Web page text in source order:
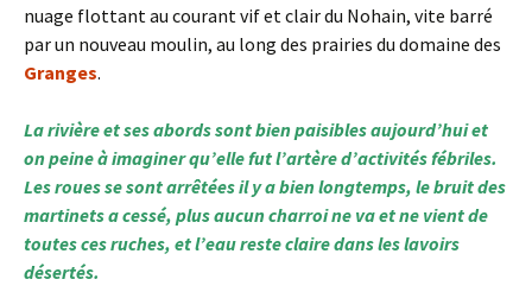
nuage flottant au courant vif et clair du Nohain, vite barré
par un nouveau moulin, au long des prairies du domaine des
Granges.
La rivière et ses abords sont bien paisibles aujourd’hui et
on peine à imaginer qu’elle fut l’artère d’activités fébriles.
Les roues se sont arrêtées il y a bien longtemps, le bruit des
martinets a cessé, plus aucun charroi ne va et ne vient de
toutes ces ruches, et l’eau reste claire dans les lavoirs
désertés.